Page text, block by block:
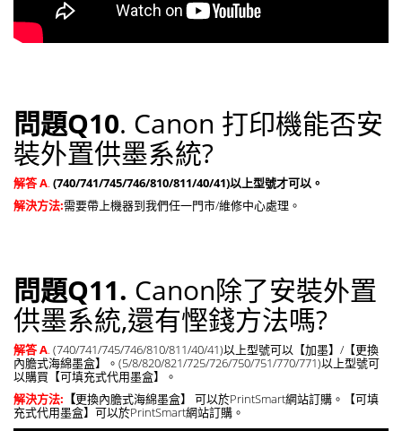
問題Q10. Canon 打印機能否安
裝外置供墨系統?
解答 A. (740/741/745/746/810/811/40/41)以上型號才可以。
解決方法:需要帶上機器到我們任一門市/維修中心處理。
問題Q11. Canon除了安裝外置
供墨系統,還有慳錢方法嗎?
解答 A. (740/741/745/746/810/811/40/41)以上型號可以【加墨】/【更換
內膽式海綿墨盒】。(5/8/820/821/725/726/750/751/770/771)以上型號可
以購買【可填充式代用墨盒】。
解決方法: 【更換內膽式海綿墨盒】 可以於PrintSmart網站訂購。【可填
充式代用墨盒】可以於PrintSmart網站訂購。